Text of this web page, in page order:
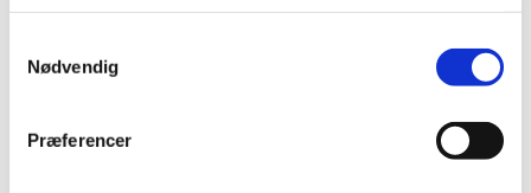
Nødvendig
Præferencer